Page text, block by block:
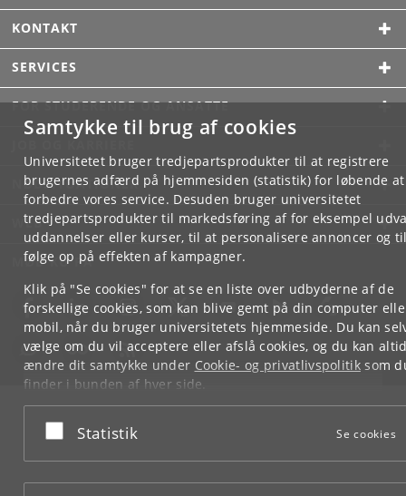
Samtykke til brug af cookies
Universitetet bruger tredjepartsprodukter til at registrere
brugernes adfærd på hjemmesiden (statistik) for løbende at
forbedre vores service. Desuden bruger universitetet
tredjepartsprodukter til markedsføring af for eksempel
uddannelser eller kurser, til at personalisere annoncer og
følge op på effekten af kampagner.
Klik på "Se cookies" for at se en liste over udbyderne af de
forskellige cookies, som kan blive gemt på din computer
mobil, når du bruger universitetets hjemmeside. Du kan
vælge om du vil acceptere eller afslå cookies, og du kan
ændre dit samtykke under Cookie- og privatlivspolitiksom
finder i bunden af hver side.
Acceptér eller afslå
Statistik Se cookies
KONTAKT
SERVICES
FOR STUDERENDE OG ANSATTE
JOB OG KARRIERE
NØDSITUATIONER
WEB
MØD KU PÅ